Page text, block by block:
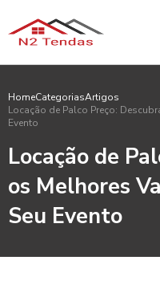
HomeCategoriasArtigos
Locação de Palco Preço:
Evento
Locação de
os Melhores
Seu Evento